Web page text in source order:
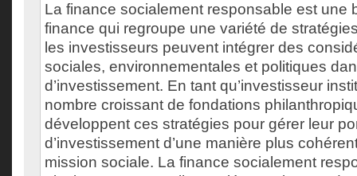
La finance socialement responsable est une
finance qui regroupe une variété de
les investisseurs peuvent intégrer des
sociales, environnementales et politiques
d’investissement. En tant qu’investisseur
nombre croissant de fondations
développent ces stratégies pour gérer leur
d’investissement d’une manière plus
mission sociale. La finance socialement